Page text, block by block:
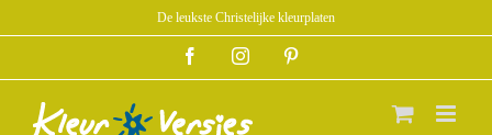
naar
De leukste Christelijke kleurplaten
FacebookInstagram